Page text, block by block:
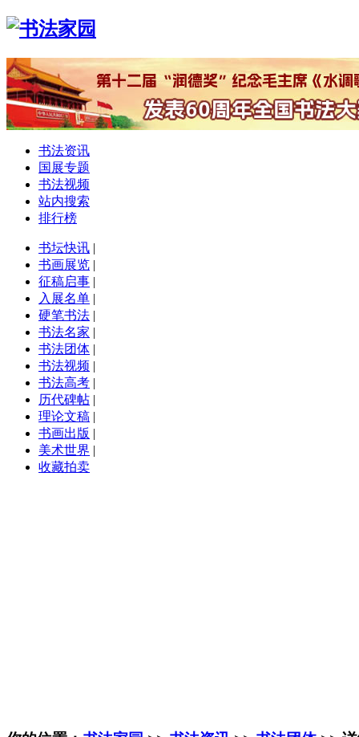
书法资讯
国展专题
书法视频
站内搜索
排行榜
书坛快讯 |
书画展览 |
征稿启事 |
入展名单 |
硬笔书法 |
书法名家 |
书法团体 |
书法视频 |
书法高考 |
历代碑帖 |
理论文稿 |
书画出版 |
美术世界 |
收藏拍卖